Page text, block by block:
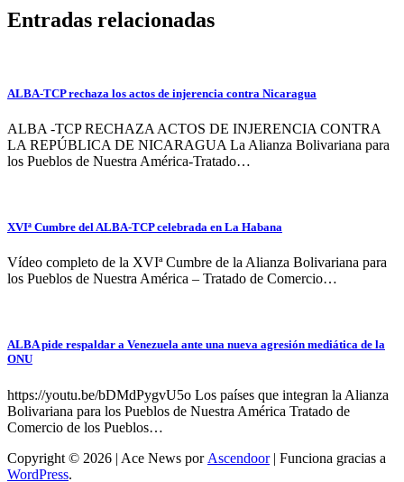
Entradas relacionadas
ALBA-TCP rechaza los actos de injerencia contra Nicaragua
ALBA -TCP RECHAZA ACTOS DE INJERENCIA CONTRA
LA REPÚBLICA DE NICARAGUA La Alianza Bolivariana para
los Pueblos de Nuestra América-Tratado…
XVIª Cumbre del ALBA-TCP celebrada en La Habana
Vídeo completo de la XVIª Cumbre de la Alianza Bolivariana para
los Pueblos de Nuestra América – Tratado de Comercio…
ALBA pide respaldar a Venezuela ante una nueva agresión mediática de la
ONU
https://youtu.be/bDMdPygvU5o Los países que integran la Alianza
Bolivariana para los Pueblos de Nuestra América Tratado de
Comercio de los Pueblos…
Copyright © 2026 | Ace News por Ascendoor| Funciona gracias a
WordPress.